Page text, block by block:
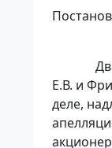
Е.В. и
деле,